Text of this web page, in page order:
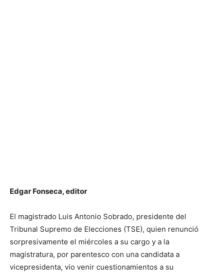
Edgar Fonseca, editor
El magistrado Luis Antonio Sobrado, presidente del
Tribunal Supremo de Elecciones (TSE), quien renunció
sorpresivamente el miércoles a su cargo y a la
magistratura, por parentesco con una candidata a
vicepresidenta, vio venir cuestionamientos a su